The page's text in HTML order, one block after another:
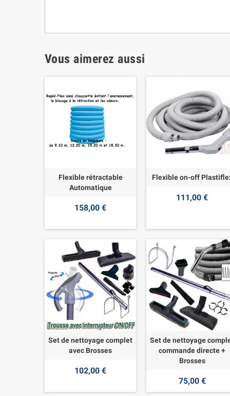
Vous aimerez aussi
Flexible rétractable
Automatique
158,00 €
Flexible on-off
111,00 €
Set de nettoyage complet
avec Brosses
102,00 €
Set de nettoyage
commande directe +
Brosses
75,00 €